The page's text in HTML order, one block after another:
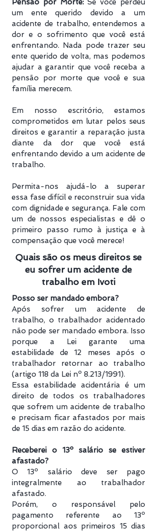
Pensão por Morte:Se você perdeu
um ente querido devido a um
acidente de trabalho, entendemos a
dor e o sofrimento que você está
enfrentando. Nada pode trazer seu
ente querido de volta, mas podemos
ajudar a garantir que você receba a
pensão por morte que você e sua
família merecem.
Em nosso escritório, estamos
comprometidos em lutar pelos seus
direitos e garantir a reparação justa
diante da dor que você está
enfrentando devido a um acidente de
trabalho.
Permita-nos ajudá-lo a superar
essa fase difícil e reconstruir sua vida
com dignidade e segurança. Fale com
um de nossos especialistas e dê o
primeiro passo rumo à justiça e à
compensação que você merece!
Quais são os meus direitos se
eu sofrer um acidente de
trabalho em Ivoti
Posso ser mandado embora?
Após sofrer um acidente de
trabalho, o trabalhador acidentado
não pode ser mandado embora. Isso
porque a Lei garante uma
estabilidade de 12 meses após o
trabalhador retornar ao trabalho
(artigo 118 da Lei nº 8.213/1991).
Essa estabilidade acidentária é um
direito de todos os trabalhadores
que sofrem um acidente de trabalho
e precisam ficar afastados por mais
de 15 dias em razão do acidente.
Receberei o 13º salário se estiver
afastado?
O 13º salário deve ser pago
integralmente ao trabalhador
afastado.
Porém, o responsável pelo
pagamento referente ao 13º
proporcional aos primeiros 15 dias